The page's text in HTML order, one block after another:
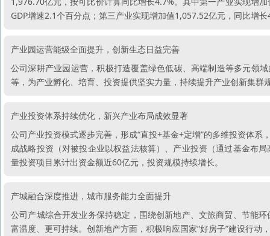
GDP增速2.1个百分点；第三产业实现增加值1,057.52亿元，同比增
产业园运营能级全面提升，创新生态日益完善
公司深耕产业园运营，积极打造覆盖绿色低碳、高端制造等多元领
等，为产业孵化、培育、投资提供坚实力量，持续提升产业创新集群
产业投资体系持续优化，新兴产业布局成效显著
公司产业投资模式逐步完善，形成“直投+基金+定增”的多维投资体
成战略投资（对被投企业以权益法核算）、产业投资（通过基金布
量投资项目累计出资金额近60亿元，投资规模持续增长。
产城融合深度推进，城市服务能力全面提升
公司产城综合开发业务保持稳定，围绕创新地产、文旅商贸、节能
富温度、更可持续。创新地产方面，积极响应国家“好房子”建设行动